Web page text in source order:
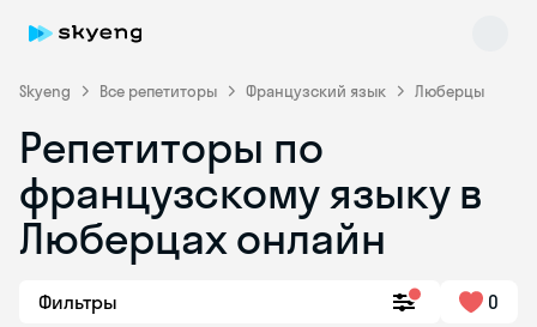
Skyeng Все репетиторы Французский язык Люберцы
Репетиторы по
французскому языку в
Люберцах онлайн
Фильтры 0
Skyeng Chat